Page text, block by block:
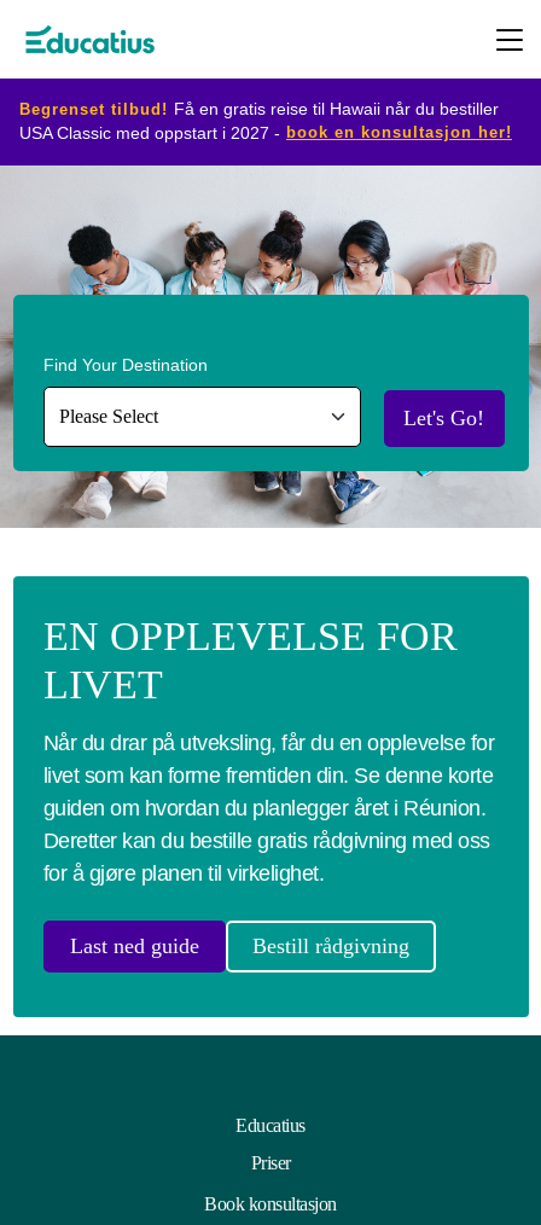
Begrenset tilbud! Få en gratis reise til Hawaii når du bestiller
USA Classic med oppstart i 2027 - book en konsultasjon her!
Utvekslingsprogram
din
utveksling
Bli
Find Your Destination
Let's Go!
EN OPPLEVELSE FOR
LIVET
Når du drar på utveksling, får du en opplevelse for
livet som kan forme fremtiden din. Se denne korte
guiden om hvordan du planlegger året i Réunion.
Deretter kan du bestille gratis rådgivning med oss
for å gjøre planen til virkelighet.
Last ned guide Bestill rådgivning
Educatius
Priser
Book konsultasjon